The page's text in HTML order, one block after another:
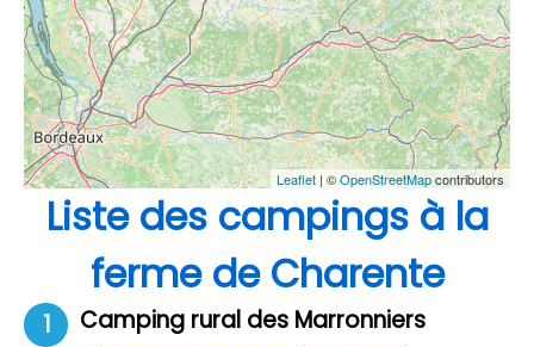
Leaflet| ©OpenStreetMapcontributors
Liste des campings à la
ferme de Charente
1 Camping rural des Marronniers